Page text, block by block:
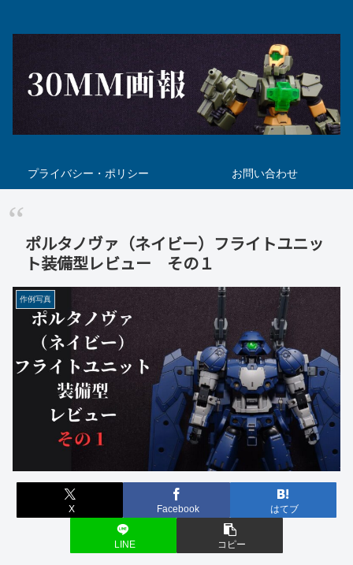
プライバシー・ポリシー お問い合わせ
ポルタノヴァ（ネイビー）フライトユニッ
ト装備型レビュー その１
作例写真
X Facebook はてブ
LINE コピー